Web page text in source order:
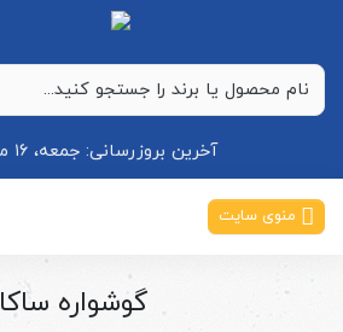
آخرین بروزرسانی: جمعه، ۱۶ مرداد ۱۴۰۵
منوی سایت
گوشواره ساکا